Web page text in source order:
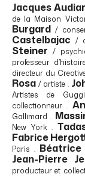
Jacques
de la Maison
Burgard /
Castelbajac /
Steiner /
professeur
directeur du
Rosa / artiste .
Artistes de
collectionneur .
Gallimard .
New York .
Fabrice
Paris . Béatrice
Jean-Pierre
producteur et